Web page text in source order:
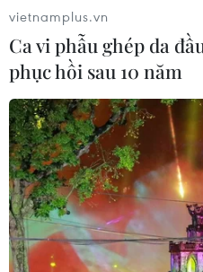
vietnamplus.vn
Ca vi phẫu ghép da
phục hồi sau 10 năm